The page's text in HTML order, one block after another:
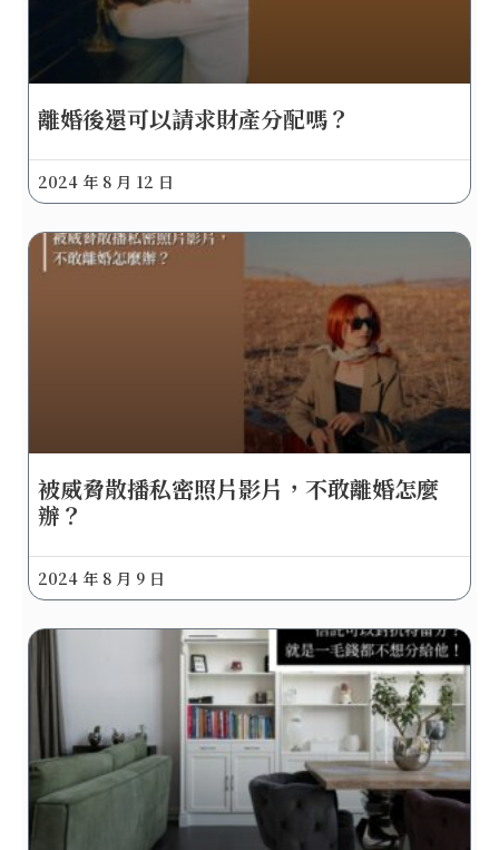
離婚後還可以請求財產分配嗎？
2024 年 8 月 12 日
被威脅散播私密照片影片，不敢離婚怎麼
辦？
2024 年 8 月 9 日